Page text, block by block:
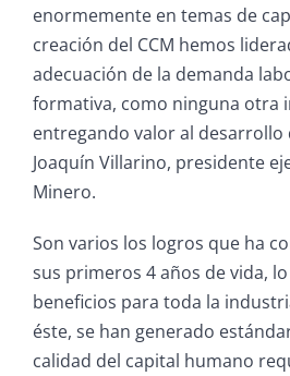
enormemente en temas de
creación del CCM hemos
adecuación de la demanda
formativa, como ninguna otra
entregando valor al desarrollo
Joaquín Villarino, presidente
Minero.
Son varios los logros que ha
sus primeros 4 años de vida,
beneficios para toda la
éste, se han generado
calidad del capital humano